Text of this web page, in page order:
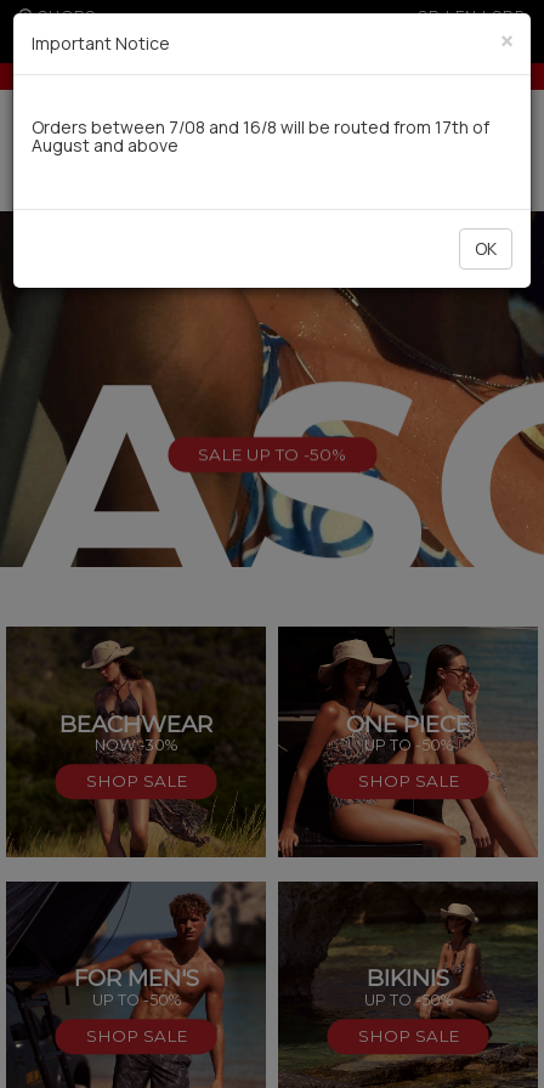
SHOPS GR|EN|SRB
10% off for orders over 250€ for EU & 300€ for non EU
Delivery in 7-9 working days via UPS
SALE UP TO -50%
BEACHWEAR
NOW -30%
SHOP SALE
ONE PIECE
UP TO -50%
SHOP SALE
FOR MEN'S
UP TO -50%
SHOP SALE
BIKINIS
UP TO -50%
SHOP SALE
×
Important Notice
Orders between 7/08 and 16/8 will be routed from 17th of
August and above
OK